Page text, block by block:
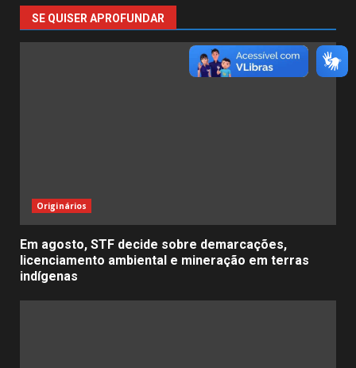
SE QUISER APROFUNDAR
Originários
Em agosto, STF decide sobre demarcações,
licenciamento ambiental e mineração em terras
indígenas